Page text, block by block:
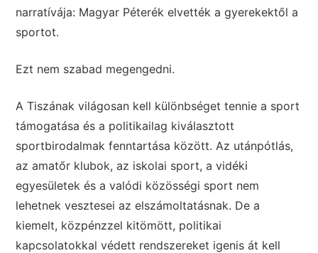
narratívája: Magyar Péterék elvették a gyerekektől a
sportot.
Ezt nem szabad megengedni.
A Tiszának világosan kell különbséget tennie a sport
támogatása és a politikailag kiválasztott
sportbirodalmak fenntartása között. Az utánpótlás,
az amatőr klubok, az iskolai sport, a vidéki
egyesületek és a valódi közösségi sport nem
lehetnek vesztesei az elszámoltatásnak. De a
kiemelt, közpénzzel kitömött, politikai
kapcsolatokkal védett rendszereket igenis át kell